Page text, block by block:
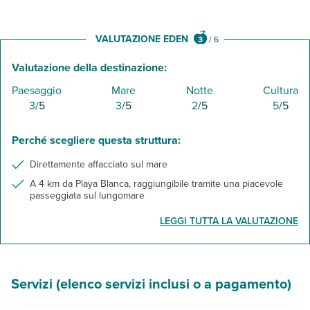
VALUTAZIONE EDEN 3 /6
Valutazione della destinazione:
Paesaggio
3/5
Mare
3/5
Notte
2/5
Cultura
5/5
Perché scegliere questa struttura:
Direttamente affacciato sul mare
A 4 km da Playa Blanca, raggiungibile tramite una piacevole
passeggiata sul lungomare
LEGGI TUTTA LA VALUTAZIONE
Servizi (elenco servizi inclusi o a pagamento)